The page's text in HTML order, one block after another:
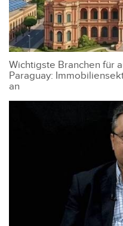
Wichtigste Branchen für
Paraguay:
an